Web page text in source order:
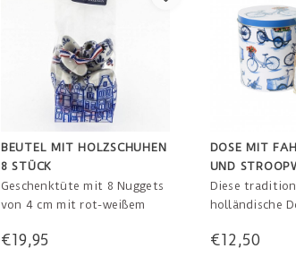
BEUTEL MIT HOLZSCHUHEN
8 STÜCK
Geschenktüte mit 8 Nuggets
von 4 cm mit rot-weißem
kleine Dekoration zu einer
€19,95
DOSE MIT
UND
Diese
holländische
enthält auch
€12,50